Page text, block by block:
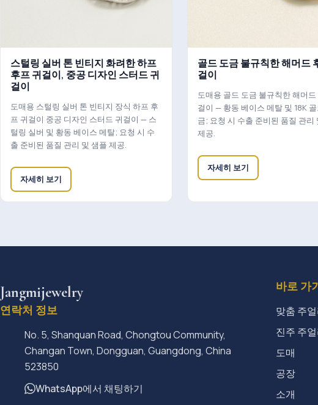
스털링 실버 톤 빈티지 화려한 하프
후프 귀걸이, 중공 디자인 스터드 귀
걸이
도매용 스털링 실버 톤 빈티지 장식 하프 후
프 귀걸이 중공 디자인 스터드 귀걸이 — 스
털링 실버 및 황동 베이스 메탈; 요청 시 수
출 준비된 품질 관리 및 샘플 제공.
자세히 보기
골드 도금 불규칙한 해머드
걸이
도매용 골드 도금 불규칙한 해머드
걸이 — 황동 베이스 메탈 및 18K
금; 요청 시 수출 준비된 품질 관리
제공.
자세히 보기
Jangmijewelry
연락처 정보
No. 5, Shanquan Road, Chongtou Community,
Changan Town, Dongguan, Guangdong, China
523850
WhatsApp에서 채팅하기
바로 가기
맞춤 주
진주 주
도매
공장
소개